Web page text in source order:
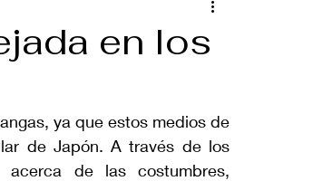
en los
ya que estos medios de
de Japón. A través de los
acerca de las costumbres,